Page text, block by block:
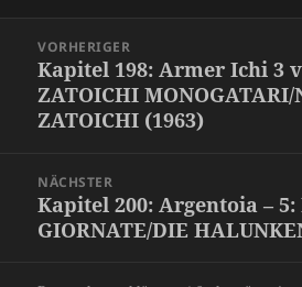
VORHERIGER
Vorheriger
Beitrag:
Kapitel 198: Armer Ichi 3
ZATOICHI MONOGATARI/
ZATOICHI (1963)
NÄCHSTER
Nächster
Beitrag:
Kapitel 200: Argentoia – 5:
GIORNATE/DIE